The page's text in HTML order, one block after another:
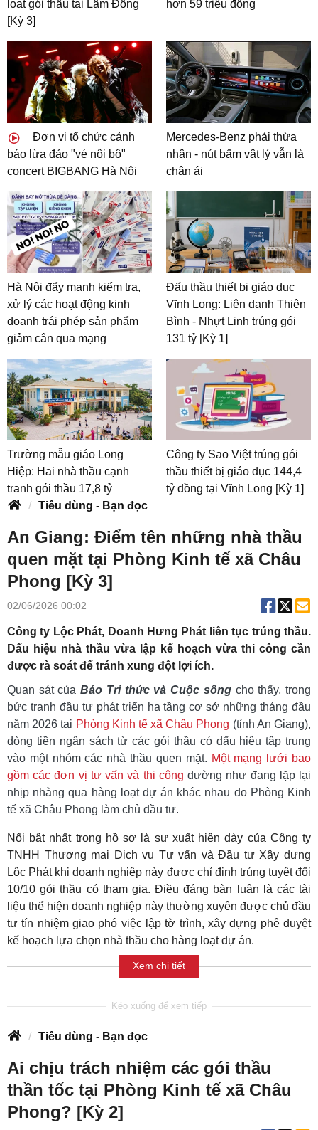
loạt gói thầu tại Lâm Đồng
[Kỳ 3]
hơn 59 triệu đồng
Đơn vị tổ chức cảnh
báo lừa đảo "vé nội bộ"
concert BIGBANG Hà Nội
Mercedes-Benz phải thừa
nhận - nút bấm vật lý vẫn là
chân ái
Hà Nội đẩy mạnh kiểm tra,
xử lý các hoạt động kinh
doanh trái phép sản phẩm
giảm cân qua mạng
Đấu thầu thiết bị giáo dục
Vĩnh Long: Liên danh Thiên
Bình - Nhựt Linh trúng gói
131 tỷ [Kỳ 1]
Trường mẫu giáo Long
Hiệp: Hai nhà thầu cạnh
tranh gói thầu 17,8 tỷ
Công ty Sao Việt trúng gói
thầu thiết bị giáo dục 144,4
tỷ đồng tại Vĩnh Long [Kỳ 1]
Tiêu dùng - Bạn đọc
An Giang: Điểm tên những nhà thầu
quen mặt tại Phòng Kinh tế xã Châu
Phong [Kỳ 3]
02/06/2026 00:02
Công ty Lộc Phát, Doanh Hưng Phát liên tục trúng thầu.
Dấu hiệu nhà thầu vừa lập kế hoạch vừa thi công cần
được rà soát để tránh xung đột lợi ích.
Quan sát củaBáo Tri thức và Cuộc sốngcho thấy, trong
bức tranh đầu tư phát triển hạ tầng cơ sở những tháng đầu
năm 2026 tại Phòng Kinh tế xã Châu Phong (tỉnh An Giang),
dòng tiền ngân sách từ các gói thầu có dấu hiệu tập trung
vào một nhóm các nhà thầu quen mặt. Một mạng lưới bao
gồm các đơn vị tư vấn và thi công dường như đang lặp lại
nhịp nhàng qua hàng loạt dự án khác nhau do Phòng Kinh
tế xã Châu Phong làm chủ đầu tư.
Nổi bật nhất trong hồ sơ là sự xuất hiện dày của Công ty
TNHH Thương mại Dịch vụ Tư vấn và Đầu tư Xây dựng
Lộc Phát khi doanh nghiệp này được chỉ định trúng tuyệt đối
10/10 gói thầu có tham gia. Điều đáng bàn luận là các tài
liệu thể hiện doanh nghiệp này thường xuyên được chủ đầu
tư tín nhiệm giao phó việc lập tờ trình, xây dựng phê duyệt
kế hoạch lựa chọn nhà thầu cho hàng loạt dự án.
Xem chi tiết
Tiêu dùng - Bạn đọc
Ai chịu trách nhiệm các gói thầu
thần tốc tại Phòng Kinh tế xã Châu
Phong? [Kỳ 2]